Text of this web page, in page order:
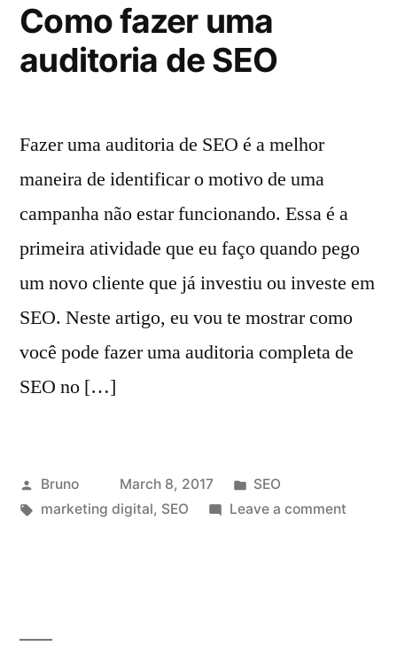
Como fazer uma
auditoria de SEO
Fazer uma auditoria de SEO é a melhor
maneira de identificar o motivo de uma
campanha não estar funcionando. Essa é a
primeira atividade que eu faço quando pego
um novo cliente que já investiu ou investe em
SEO. Neste artigo, eu vou te mostrar como
você pode fazer uma auditoria completa de
SEO no […]
Posted
by
Bruno March 8, 2017
Posted
in
SEO
Tags:
marketing digital, SEO Leave a commenton